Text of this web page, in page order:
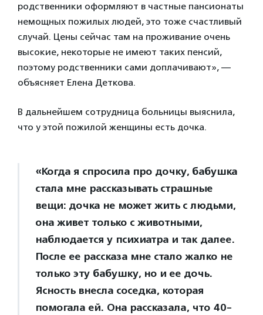
родственники оформляют в частные пансионаты
немощных пожилых людей, это тоже счастливый
случай. Цены сейчас там на проживание очень
высокие, некоторые не имеют таких пенсий,
поэтому родственники сами доплачивают», —
объясняет Елена Деткова.
В дальнейшем сотрудница больницы выяснила,
что у этой пожилой женщины есть дочка.
«Когда я спросила про дочку, бабушка
стала мне рассказывать страшные
вещи: дочка не может жить с людьми,
она живет только с животными,
наблюдается у психиатра и так далее.
После ее рассказа мне стало жалко не
только эту бабушку, но и ее дочь.
Ясность внесла соседка, которая
помогала ей. Она рассказала, что 40-